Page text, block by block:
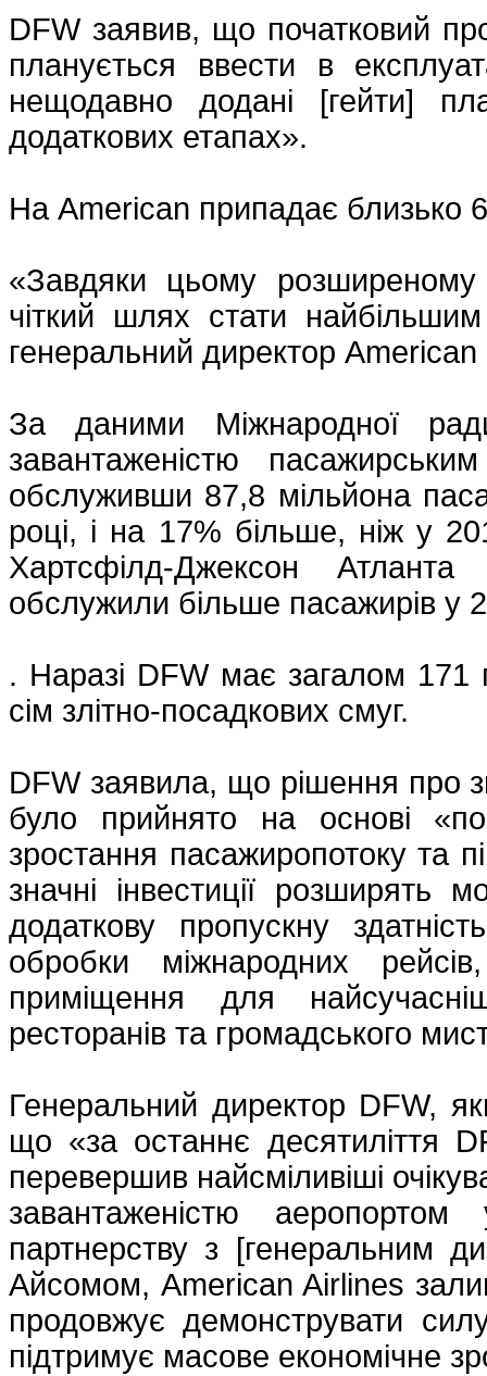
DFW заявив, що початковий
планується ввести в
нещодавно додані [гейти]
додаткових етапах».
На American припадає близько
«Завдяки цьому
чіткий шлях стати
генеральний директор
За даними Міжнародної
завантаженістю
обслуживши 87,8 мільйона
році, і на 17% більше, ніж у
Хартсфілд-Джексон
обслужили більше пасажирів у
. Наразі DFW має загалом 171
сім злітно-посадкових смуг.
DFW заявила, що рішення про
було прийнято на основі
зростання пасажиропотоку та
значні інвестиції розширять
додаткову пропускну
обробки міжнародних
приміщення для
ресторанів та громадського
Генеральний директор DFW,
що «за останнє десятиліття
перевершив найсміливіші
завантаженістю
партнерству з [генеральним
Айсомом, American Airlines
продовжує демонструвати
підтримує масове економічне